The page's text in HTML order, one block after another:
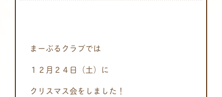
まーぶるクラブでは
１２月２４日（土）に
クリスマス会をしました！